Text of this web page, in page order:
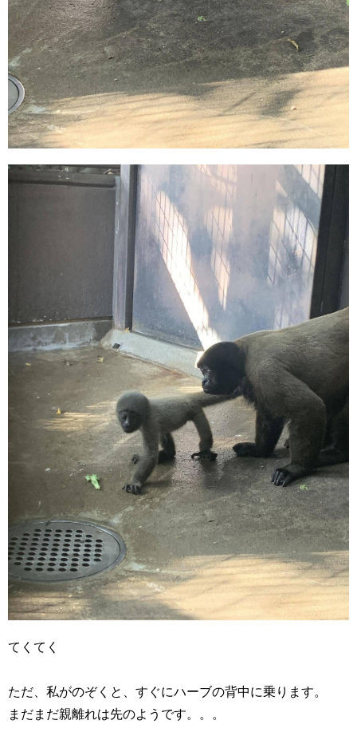
てくてく
ただ、私がのぞくと、すぐにハーブの背中に乗ります。
まだまだ親離れは先のようです。。。